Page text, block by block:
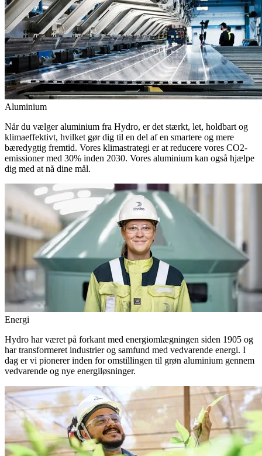
Aluminium
Når du vælger aluminium fra Hydro, er det stærkt, let, holdbart og
klimaeffektivt, hvilket gør dig til en del af en smartere og mere
bæredygtig fremtid. Vores klimastrategi er at reducere vores CO2-
emissioner med 30% inden 2030. Vores aluminium kan også hjælpe
dig med at nå dine mål.
Energi
Hydro har været på forkant med energiomlægningen siden 1905 og
har transformeret industrier og samfund med vedvarende energi. I
dag er vi pionerer inden for omstillingen til grøn aluminium gennem
vedvarende og nye energiløsninger.